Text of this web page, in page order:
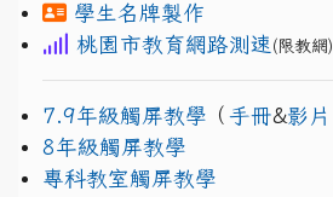
學生名牌製作
桃園市教育網路測速 (限教網)
7.9年級觸屏教學 （ 手冊&影片
8年級觸屏教學
專科教室觸屏教學